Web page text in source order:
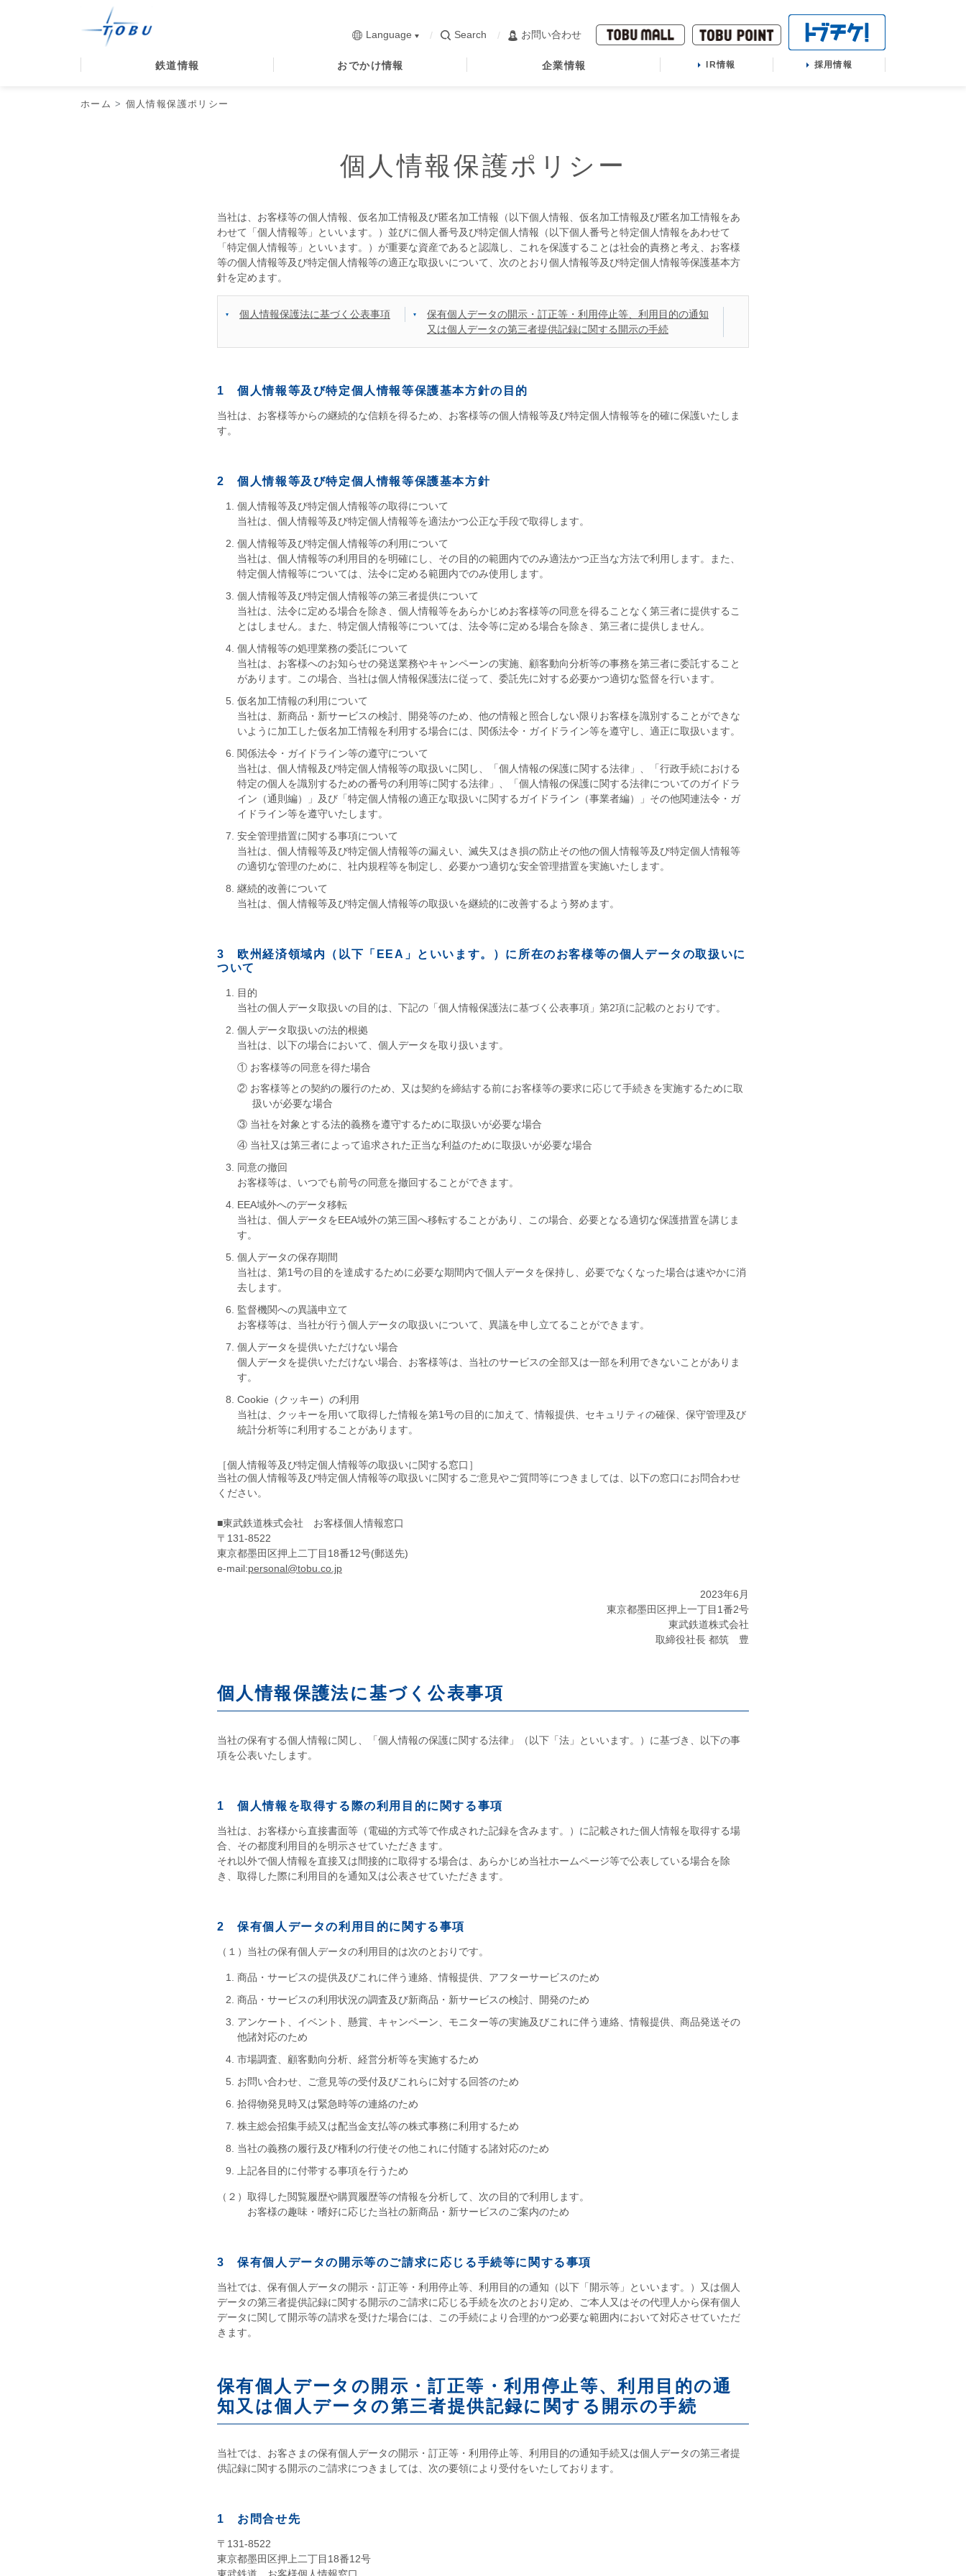
鉄道情報 おでかけ情報 企業情報 IR情報 採用情報
Language Search お問い合わせ
ホーム 個人情報保護ポリシー
個人情報保護ポリシー
当社は、お客様等の個人情報、仮名加工情報及び匿名加工情報（以下個人情報、仮名加工情報及び匿名加工情報をあ
わせて「個人情報等」といいます。）並びに個人番号及び特定個人情報（以下個人番号と特定個人情報をあわせて
「特定個人情報等」といいます。）が重要な資産であると認識し、これを保護することは社会的責務と考え、お客様
等の個人情報等及び特定個人情報等の適正な取扱いについて、次のとおり個人情報等及び特定個人情報等保護基本方
針を定めます。
個人情報保護法に基づく公表事項
保有個人データの開示・訂正等・利用停止等、利用目的の通知
又は個人データの第三者提供記録に関する開示の手続
1 個人情報等及び特定個人情報等保護基本方針の目的
当社は、お客様等からの継続的な信頼を得るため、お客様等の個人情報等及び特定個人情報等を的確に保護いたしま
す。
2 個人情報等及び特定個人情報等保護基本方針
個人情報等及び特定個人情報等の取得について
当社は、個人情報等及び特定個人情報等を適法かつ公正な手段で取得します。
個人情報等及び特定個人情報等の利用について
当社は、個人情報等の利用目的を明確にし、その目的の範囲内でのみ適法かつ正当な方法で利用します。また、
特定個人情報等については、法令に定める範囲内でのみ使用します。
個人情報等及び特定個人情報等の第三者提供について
当社は、法令に定める場合を除き、個人情報等をあらかじめお客様等の同意を得ることなく第三者に提供するこ
とはしません。また、特定個人情報等については、法令等に定める場合を除き、第三者に提供しません。
個人情報等の処理業務の委託について
当社は、お客様へのお知らせの発送業務やキャンペーンの実施、顧客動向分析等の事務を第三者に委託すること
があります。この場合、当社は個人情報保護法に従って、委託先に対する必要かつ適切な監督を行います。
仮名加工情報の利用について
当社は、新商品・新サービスの検討、開発等のため、他の情報と照合しない限りお客様を識別することができな
いように加工した仮名加工情報を利用する場合には、関係法令・ガイドライン等を遵守し、適正に取扱います。
関係法令・ガイドライン等の遵守について
当社は、個人情報及び特定個人情報等の取扱いに関し、「個人情報の保護に関する法律」、「行政手続における
特定の個人を識別するための番号の利用等に関する法律」、「個人情報の保護に関する法律についてのガイドラ
イン（通則編）」及び「特定個人情報の適正な取扱いに関するガイドライン（事業者編）」その他関連法令・ガ
イドライン等を遵守いたします。
安全管理措置に関する事項について
当社は、個人情報等及び特定個人情報等の漏えい、滅失又はき損の防止その他の個人情報等及び特定個人情報等
の適切な管理のために、社内規程等を制定し、必要かつ適切な安全管理措置を実施いたします。
継続的改善について
当社は、個人情報等及び特定個人情報等の取扱いを継続的に改善するよう努めます。
3 欧州経済領域内（以下「EEA」といいます。）に所在のお客様等の個人データの取扱いに
ついて
目的
当社の個人データ取扱いの目的は、下記の「個人情報保護法に基づく公表事項」第2項に記載のとおりです。
個人データ取扱いの法的根拠
当社は、以下の場合において、個人データを取り扱います。
① お客様等の同意を得た場合
② お客様等との契約の履行のため、又は契約を締結する前にお客様等の要求に応じて手続きを実施するために取
扱いが必要な場合
③ 当社を対象とする法的義務を遵守するために取扱いが必要な場合
④ 当社又は第三者によって追求された正当な利益のために取扱いが必要な場合
同意の撤回
お客様等は、いつでも前号の同意を撤回することができます。
EEA域外へのデータ移転
当社は、個人データをEEA域外の第三国へ移転することがあり、この場合、必要となる適切な保護措置を講じま
す。
個人データの保存期間
当社は、第1号の目的を達成するために必要な期間内で個人データを保持し、必要でなくなった場合は速やかに消
去します。
監督機関への異議申立て
お客様等は、当社が行う個人データの取扱いについて、異議を申し立てることができます。
個人データを提供いただけない場合
個人データを提供いただけない場合、お客様等は、当社のサービスの全部又は一部を利用できないことがありま
す。
Cookie（クッキー）の利用
当社は、クッキーを用いて取得した情報を第1号の目的に加えて、情報提供、セキュリティの確保、保守管理及び
統計分析等に利用することがあります。
［個人情報等及び特定個人情報等の取扱いに関する窓口］
当社の個人情報等及び特定個人情報等の取扱いに関するご意見やご質問等につきましては、以下の窓口にお問合わせ
ください。
■東武鉄道株式会社 お客様個人情報窓口
〒131-8522
東京都墨田区押上二丁目18番12号(郵送先)
e-mail:personal@tobu.co.jp
2023年6月
東京都墨田区押上一丁目1番2号
東武鉄道株式会社
取締役社長 都筑 豊
個人情報保護法に基づく公表事項
当社の保有する個人情報に関し、「個人情報の保護に関する法律」（以下「法」といいます。）に基づき、以下の事
項を公表いたします。
1 個人情報を取得する際の利用目的に関する事項
当社は、お客様から直接書面等（電磁的方式等で作成された記録を含みます。）に記載された個人情報を取得する場
合、その都度利用目的を明示させていただきます。
それ以外で個人情報を直接又は間接的に取得する場合は、あらかじめ当社ホームページ等で公表している場合を除
き、取得した際に利用目的を通知又は公表させていただきます。
2 保有個人データの利用目的に関する事項
（１）当社の保有個人データの利用目的は次のとおりです。
商品・サービスの提供及びこれに伴う連絡、情報提供、アフターサービスのため
商品・サービスの利用状況の調査及び新商品・新サービスの検討、開発のため
アンケート、イベント、懸賞、キャンペーン、モニター等の実施及びこれに伴う連絡、情報提供、商品発送その
他諸対応のため
市場調査、顧客動向分析、経営分析等を実施するため
お問い合わせ、ご意見等の受付及びこれらに対する回答のため
拾得物発見時又は緊急時等の連絡のため
株主総会招集手続又は配当金支払等の株式事務に利用するため
当社の義務の履行及び権利の行使その他これに付随する諸対応のため
上記各目的に付帯する事項を行うため
（２）取得した閲覧履歴や購買履歴等の情報を分析して、次の目的で利用します。
お客様の趣味・嗜好に応じた当社の新商品・新サービスのご案内のため
3 保有個人データの開示等のご請求に応じる手続等に関する事項
当社では、保有個人データの開示・訂正等・利用停止等、利用目的の通知（以下「開示等」といいます。）又は個人
データの第三者提供記録に関する開示のご請求に応じる手続を次のとおり定め、ご本人又はその代理人から保有個人
データに関して開示等の請求を受けた場合には、この手続により合理的かつ必要な範囲内において対応させていただ
きます。
保有個人データの開示・訂正等・利用停止等、利用目的の通
知又は個人データの第三者提供記録に関する開示の手続
当社では、お客さまの保有個人データの開示・訂正等・利用停止等、利用目的の通知手続又は個人データの第三者提
供記録に関する開示のご請求につきましては、次の要領により受付をいたしております。
1 お問合せ先
〒131-8522
東京都墨田区押上二丁目18番12号